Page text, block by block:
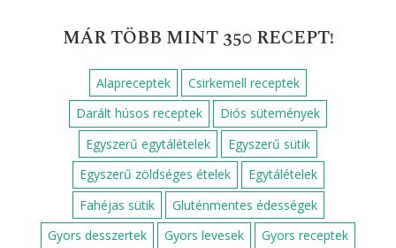
LEGNÉPSZERŰBB SÜTEMÉNYEK
Sütemények, süti receptek
Darázsfészek
Epres-marcipános süti